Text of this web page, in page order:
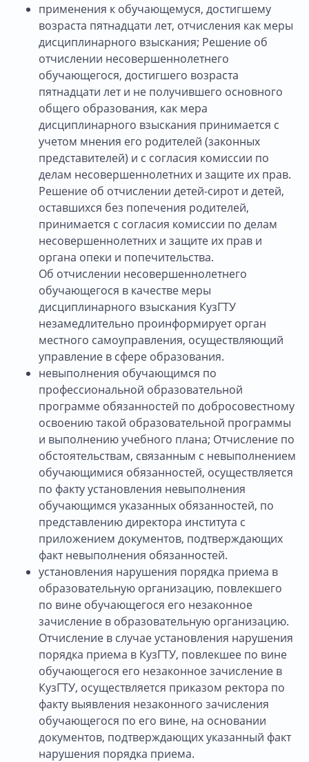
применения к обучающемуся, достигшему
возраста пятнадцати лет, отчисления как меры
дисциплинарного взыскания; Решение об
отчислении несовершеннолетнего
обучающегося, достигшего возраста
пятнадцати лет и не получившего основного
общего образования, как мера
дисциплинарного взыскания принимается с
учетом мнения его родителей (законных
представителей) и с согласия комиссии по
делам несовершеннолетних и защите их прав.
Решение об отчислении детей-сирот и детей,
оставшихся без попечения родителей,
принимается с согласия комиссии по делам
несовершеннолетних и защите их прав и
органа опеки и попечительства.
Об отчислении несовершеннолетнего
обучающегося в качестве меры
дисциплинарного взыскания КузГТУ
незамедлительно проинформирует орган
местного самоуправления, осуществляющий
управление в сфере образования.
невыполнения обучающимся по
профессиональной образовательной
программе обязанностей по добросовестному
освоению такой образовательной программы
и выполнению учебного плана; Отчисление по
обстоятельствам, связанным с невыполнением
обучающимися обязанностей, осуществляется
по факту установления невыполнения
обучающимся указанных обязанностей, по
представлению директора института с
приложением документов, подтверждающих
факт невыполнения обязанностей.
установления нарушения порядка приема в
образовательную организацию, повлекшего
по вине обучающегося его незаконное
зачисление в образовательную организацию.
Отчисление в случае установления нарушения
порядка приема в КузГТУ, повлекшее по вине
обучающегося его незаконное зачисление в
КузГТУ, осуществляется приказом ректора по
факту выявления незаконного зачисления
обучающегося по его вине, на основании
документов, подтверждающих указанный факт
нарушения порядка приема.